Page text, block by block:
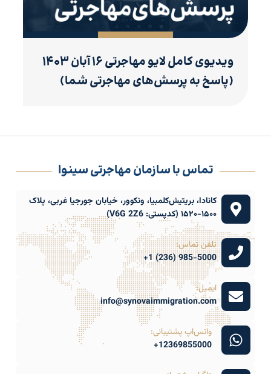
ویدیوی کامل لایو مهاجرتی ۱۶ آبان ۱۴۰۳
(پاسخ به پرسش‌های مهاجرتی شما)
تماس با سازمان مهاجرتی سینوا
کانادا، بریتیش‌کلمبیا، ونکوور، خیابان جورجیا غربی، پلاک
۱۵۰۰-۱۵۲۰ (کدپستی: V6G 2Z6)
تلفن تماس:
985-5000 (236) 1+
ایمیل:
info@synovaimmigration.com
واتس‌اپ پشتیبانی:
12369855000+